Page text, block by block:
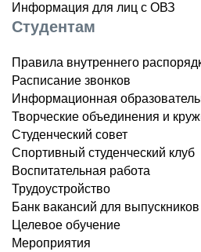
Информация для лиц с ОВЗ
Студентам
Правила внутреннего
Расписание звонков
Информационная
Творческие объединения и
Студенческий совет
Спортивный студенческий клуб
Воспитательная работа
Трудоустройство
Банк вакансий для выпускников
Целевое обучение
Мероприятия